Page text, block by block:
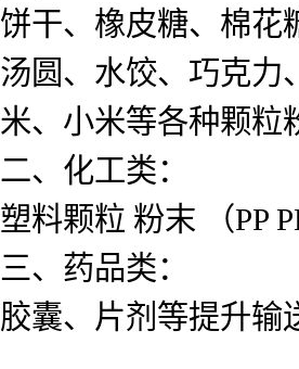
饼干、橡皮糖、棉花
汤圆、水饺、巧克力
米、小米等各种颗粒
二、化工类：
塑料颗粒 粉末 （PP
三、药品类：
胶囊、片剂等提升输